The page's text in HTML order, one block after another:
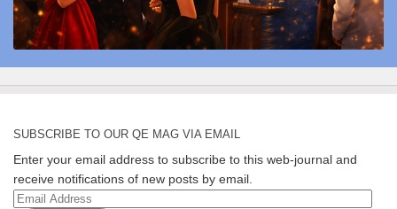
SUBSCRIBE TO OUR QE MAG VIA EMAIL
Enter your email address to subscribe to this web-journal and
receive notifications of new posts by email.
Email